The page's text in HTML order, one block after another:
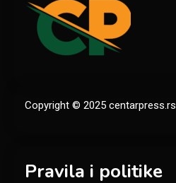
Copyright © 2025 centarpress.rs
Pravila i politike